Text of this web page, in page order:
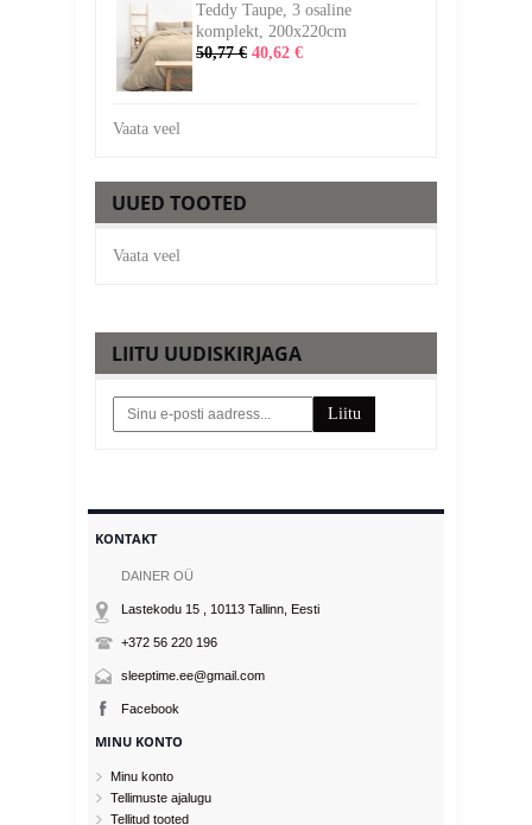
Teddy Taupe, 3 osaline
komplekt, 200x220cm
50,77 € 40,62 €
Vaata veel
UUED TOOTED
Vaata veel
LIITU UUDISKIRJAGA
Liitu
KONTAKT
DAINER OÜ
Lastekodu 15 , 10113 Tallinn , Eesti
+372 56 220 196
sleeptime.ee@gmail.com
Facebook
MINU KONTO
Minu konto
Tellimuste ajalugu
Tellitud tooted